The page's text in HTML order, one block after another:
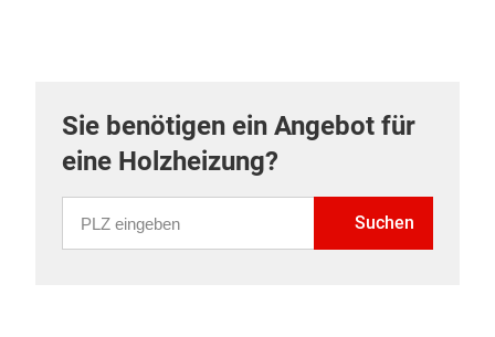
Sie benötigen ein Angebot für
eine Holzheizung?
Suchen